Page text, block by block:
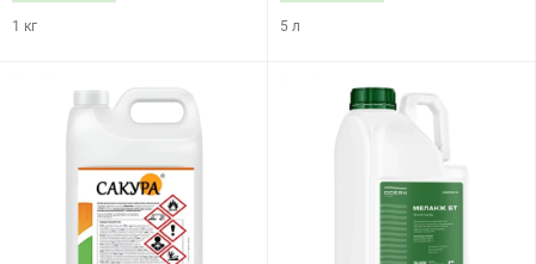
1 кг 5 л